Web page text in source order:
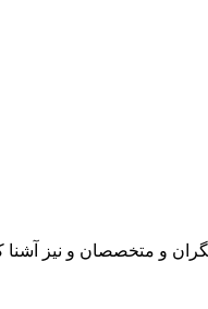
و متخصصان و نیز